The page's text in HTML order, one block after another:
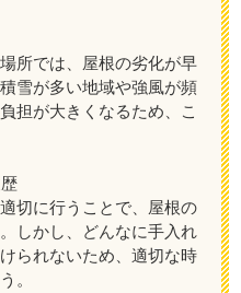
所では、屋根の劣化が早
雪が多い地域や強風が頻
担が大きくなるため、こ
切に行うことで、屋根の
しかし、どんなに手入れ
られないため、適切な時
。